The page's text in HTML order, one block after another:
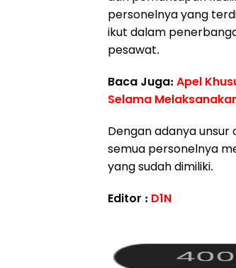
personelnya yang
ikut dalam
pesawat.
Baca Juga: Apel
Selama
Dengan adanya unsur
semua personelnya
yang sudah dimiliki.
Editor : D1N